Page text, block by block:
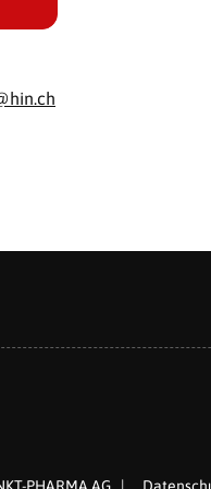
hin.ch
PHARMA AG |